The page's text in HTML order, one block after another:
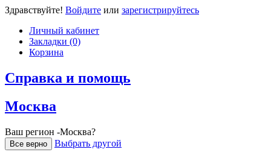
Здравствуйте! Войдите или зарегистрируйтесь
Личный кабинет
Закладки (0)
Корзина
Справка и помощь
Москва
Ваш регион -Москва?
Все верно Выбрать другой